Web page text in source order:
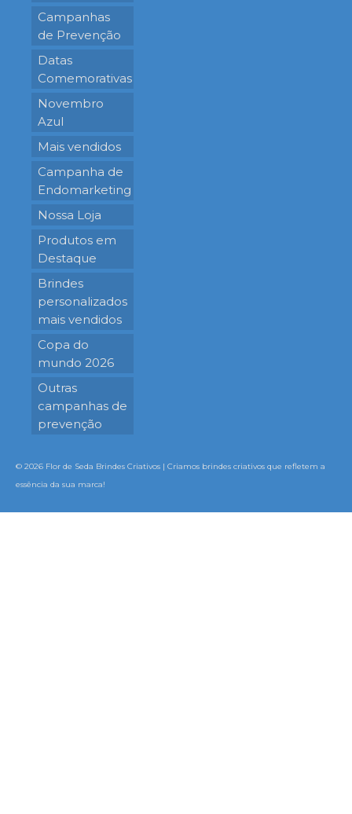
Campanhas
de Prevenção
Datas
Comemorativas
Novembro
Azul
Mais vendidos
Campanha de
Endomarketing
Nossa Loja
Produtos em
Destaque
Brindes
personalizados
mais vendidos
Copa do
mundo 2026
Outras
campanhas de
prevenção
© 2026 Flor de Seda Brindes Criativos | Criamos brindes criativos que refletem a
essência da sua marca!